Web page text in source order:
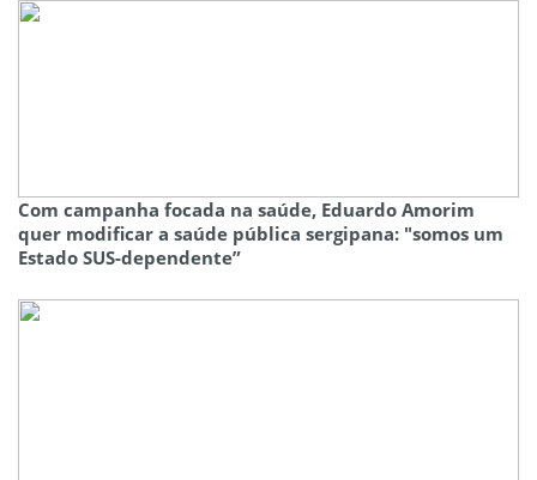
Com campanha focada na saúde, Eduardo Amorim
quer modificar a saúde pública sergipana: "somos um
Estado SUS-dependente”